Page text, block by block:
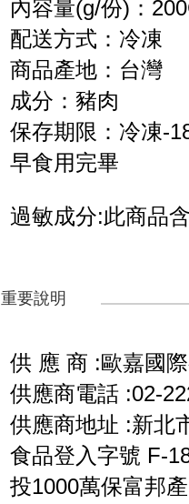
內容量(g/份)：
配送方式：冷凍
商品產地：台灣
成分：豬肉
保存期限：冷凍-
早食用完畢
過敏成分:此商品
重要說明
供 應 商 :歐嘉國
供應商電話 :02-
供應商地址 :新北
食品登入字號 F-
投1000萬保富邦